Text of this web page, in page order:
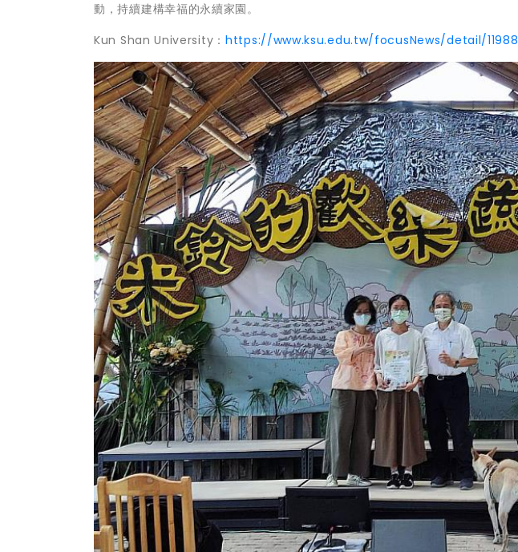
動，持續建構幸福的永續家園。
Kun Shan University： https://www.ksu.edu.tw/focusNews/detail/11988